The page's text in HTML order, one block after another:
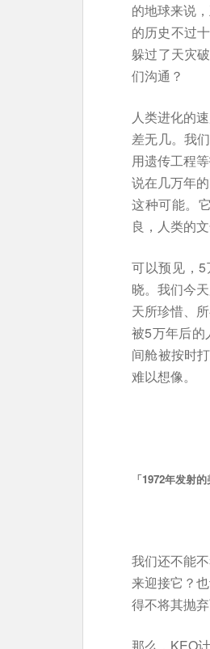
的地球来说
的历史不过
躲过了天灾
们沟通？
人类进化的
差无几。我
用遗传工程
说在几万年
这种可能。
良，人类的
可以预见，
晓。我们今
天所珍惜、
被5万年后的
间舱被按时
难以想像。
「1972年发射
我们还不能
来迎接它？
得不将其抛